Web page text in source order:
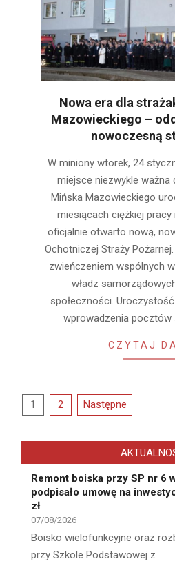
Nowa era dla
Mazowieckiego –
nowoczesną
01-
W miniony wtorek, 24
miejsce niezwykle ważna
Mińska Mazowieckiego
miesiącach ciężkiej pracy
oficjalnie otwarto nową,
Ochotniczej Straży
zwieńczeniem wspólnych
władz
społeczności.
wprowadzenia pocztów
CZYTAJ
Stronicowanie
1 2 Następne
Remont boiska przy SP nr 6
podpisało umowę na
zł
07/08/2026
Boisko wielofunkcyjne oraz
przy Szkole Podstawowej z